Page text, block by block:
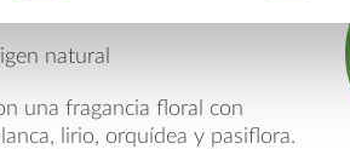
natural
una fragancia floral con
lirio, orquídea y pasiflora.